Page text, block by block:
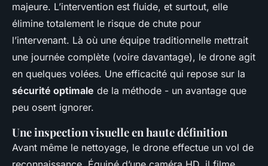
majeure. L’intervention est fluide, et surtout, elle
élimine totalement le risque de chute pour
l’intervenant. Là où une équipe traditionnelle mettrait
une journée complète (voire davantage), le drone agit
en quelques volées. Une efficacité qui repose sur la
sécurité optimale de la méthode - un avantage que
peu osent ignorer.
Une inspection visuelle en haute définition
Avant même le nettoyage, le drone effectue un vol de